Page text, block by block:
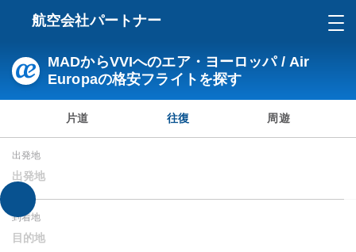
航空会社パートナー
MADからVVIへのエア・ヨーロッパ / Air
Europaの格安フライトを探す
片道 往復 周遊
出発地
出発地
到着地
目的地